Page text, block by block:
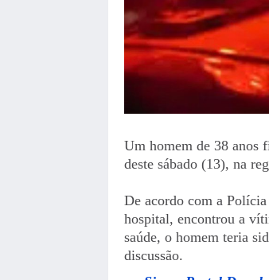
Um homem de 38 anos
deste sábado (13), na
De acordo com a
hospital, encontrou a
saúde, o homem teria
discussão.